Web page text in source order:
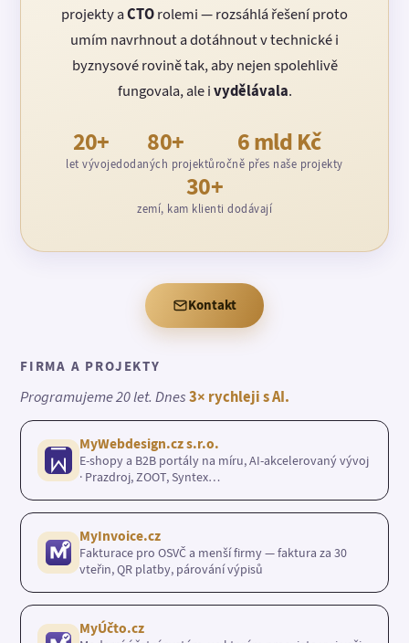
projekty aCTOrolemi — rozsáhlá řešení proto
umím navrhnout a dotáhnout v technické i
byznysové rovině tak, aby nejen spolehlivě
fungovala, ale ivydělávala.
20+
let vývoje
80+
dodaných projektů
6 mld Kč
ročně přes naše projekty
30+
zemí, kam klienti dodávají
Kontakt
FIRMA A PROJEKTY
Programujeme 20 let. Dnes3× rychleji s AI.
MyWebdesign.cz s.r.o.
E-shopy a B2B portály na míru, AI-akcelerovaný vývoj
· Prazdroj, ZOOT, Syntex…
MyInvoice.cz
Fakturace pro OSVČ a menší firmy — faktura za 30
vteřin, QR platby, párování výpisů
MyÚčto.cz